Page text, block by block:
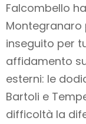
Falcombello
Montegranaro
inseguito per
affidamento
esterni: le
Bartoli e
difficoltà la